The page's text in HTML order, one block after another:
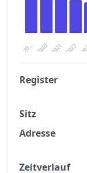
20… 2021
2020 2022
Register
Sitz
Adresse
Zeitverlauf